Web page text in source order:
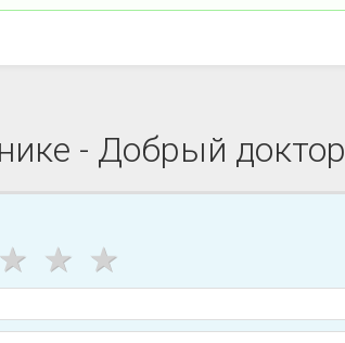
- Добрый доктор